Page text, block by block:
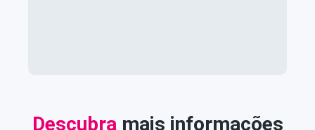
Descubra mais informações